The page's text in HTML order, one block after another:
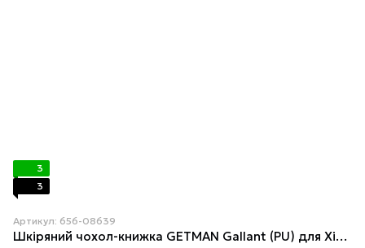
3
3
Артикул: 656-08639
Шкіряний чохол-книжка GETMAN Gallant (PU) для Xiaomi 15 Чорний